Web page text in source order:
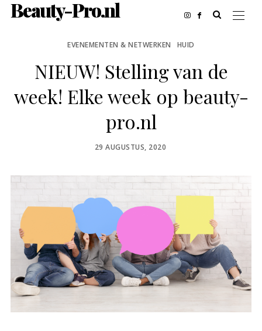
Beauty-Pro.nl
EVENEMENTEN & NETWERKEN HUID
NIEUW! Stelling van de
week! Elke week op beauty-
pro.nl
POSTED
29 AUGUSTUS, 2020